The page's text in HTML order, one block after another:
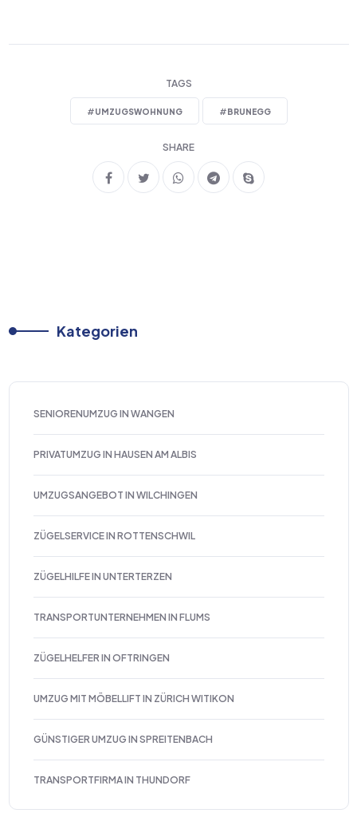
TAGS
#UMZUGSWOHNUNG #BRUNEGG
SHARE
Kategorien
SENIORENUMZUG IN WANGEN
PRIVATUMZUG IN HAUSEN AM ALBIS
UMZUGSANGEBOT IN WILCHINGEN
ZÜGELSERVICE IN ROTTENSCHWIL
ZÜGELHILFE IN UNTERTERZEN
TRANSPORTUNTERNEHMEN IN FLUMS
ZÜGELHELFER IN OFTRINGEN
UMZUG MIT MÖBELLIFT IN ZÜRICH WITIKON
GÜNSTIGER UMZUG IN SPREITENBACH
TRANSPORTFIRMA IN THUNDORF